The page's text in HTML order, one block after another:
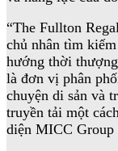
“The Fullton
chủ nhân tìm
hướng thời
là đơn vị phân
chuyện di sản và
truyền tải một
diện MICC Group